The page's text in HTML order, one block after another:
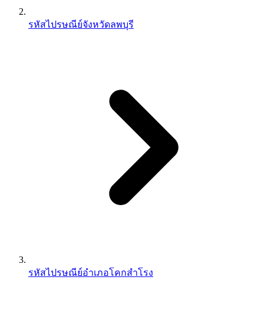
รหัสไปรษณีย์จังหวัดลพบุรี
รหัสไปรษณีย์อำเภอโคกสำโรง